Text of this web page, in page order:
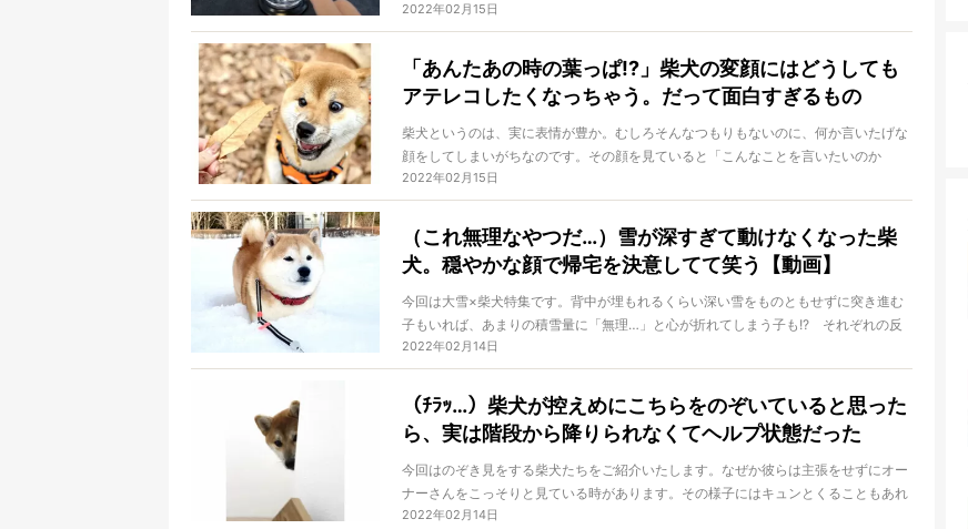
ているところがすでに面白くて可愛いのですから！
2022年02月15日
「あんたあの時の葉っぱ!?」柴犬の変顔にはどうしても
アテレコしたくなっちゃう。だって面白すぎるもの
柴犬というのは、実に表情が豊か。むしろそんなつもりもないのに、何か言いたげな
顔をしてしまいがちなのです。その顔を見ていると「こんなことを言いたいのか
も…」とつい妄想をしてしまうのです！
2022年02月15日
（これ無理なやつだ…）雪が深すぎて動けなくなった柴
犬。穏やかな顔で帰宅を決意してて笑う【動画】
今回は大雪×柴犬特集です。背中が埋もれるくらい深い雪をものともせずに突き進む
子もいれば、あまりの積雪量に「無理…」と心が折れてしまう子も!? それぞれの反
応が可愛くてたまりません！
2022年02月14日
（ﾁﾗｯ…）柴犬が控えめにこちらをのぞいていると思った
ら、実は階段から降りられなくてヘルプ状態だった
今回はのぞき見をする柴犬たちをご紹介いたします。なぜか彼らは主張をせずにオー
ナーさんをこっそりと見ている時があります。その様子にはキュンとくることもあれ
ば、ジワジワくることも…!?
2022年02月14日